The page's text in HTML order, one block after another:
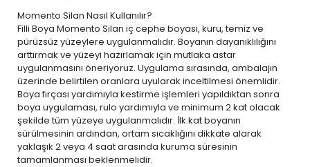
Momento Silan Nasıl Kullanılır?
Filli Boya Momento Silan iç cephe boyası, kuru, temiz ve
pürüzsüz yüzeylere uygulanmalıdır. Boyanın dayanıklılığını
arttırmak ve yüzeyi hazırlamak için mutlaka astar
uygulanmasını öneriyoruz. Uygulama sırasında, ambalajın
üzerinde belirtilen oranlara uyularak inceltilmesi önemlidir.
Boya fırçası yardımıyla kestirme işlemleri yapıldıktan sonra
boya uygulaması, rulo yardımıyla ve minimum 2 kat olacak
şekilde tüm yüzeye uygulanmalıdır. İlk kat boyanın
sürülmesinin ardından, ortam sıcaklığını dikkate alarak
yaklaşık 2 veya 4 saat arasında kuruma süresinin
tamamlanması beklenmelidir.